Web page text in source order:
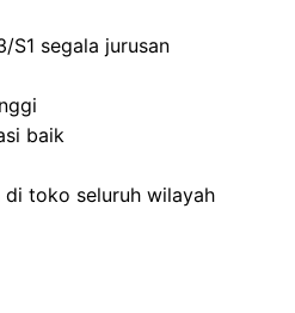
S1 segala jurusan
baik
toko seluruh wilayah